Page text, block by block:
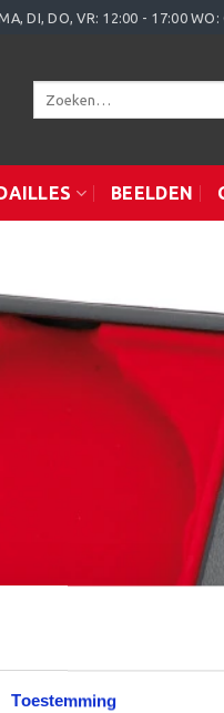
Toestemming
DI, DO, VR: 12:00 - 17:00
Zoeken
BEELDEN